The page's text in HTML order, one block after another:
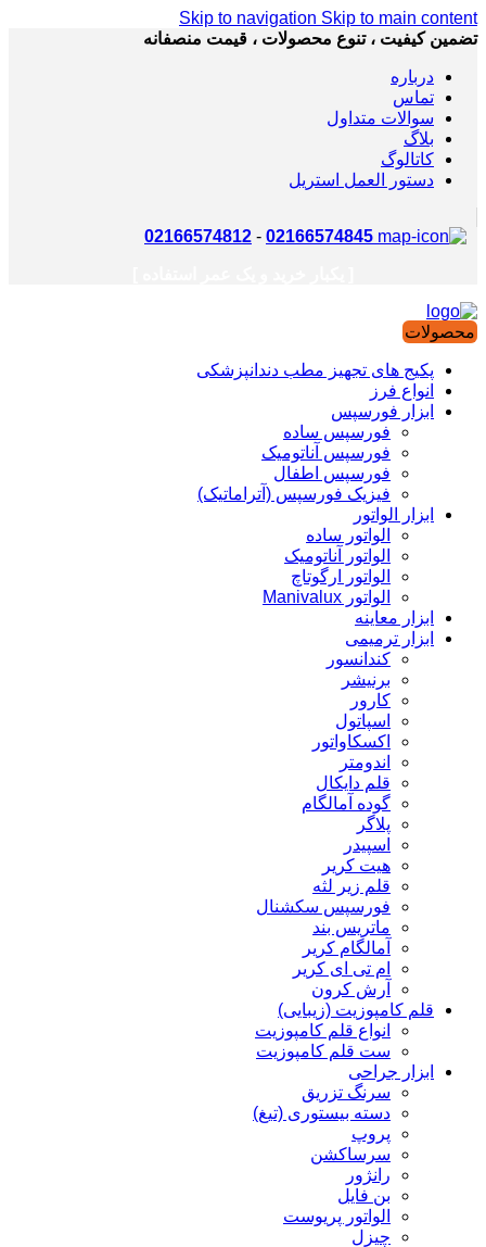
Skip to navigation Skip to main content
تضمین کیفیت ، تنوع محصولات ، قیمت منصفانه
درباره
تماس
سوالات متداول
بلاگ
کاتالوگ
دستور العمل استریل
02166574845
-
02166574812
محصولات
پکیج های تجهیز مطب دندانپزشکی
انواع فرز
ابزار فورسپس
فورسپس ساده
فورسپس آناتومیک
فورسپس اطفال
فیزیک فورسپس (آتراماتیک)
ابزار الواتور
الواتور ساده
الواتور آناتومیک
الواتور ارگوتاچ
الواتور Manivalux
ابزار معاینه
ابزار ترمیمی
کندانسور
برنیشر
کارور
اسپاتول
اکسکاواتور
اندومتر
قلم دایکال
گوده آمالگام
پلاگر
اسپیدر
هیت کریر
قلم زیر لثه
فورسپس سکشنال
ماتریس بند
آمالگام کریر
ام تی ای کریر
آرش کرون
قلم کامپوزیت (زیبایی)
انواع قلم کامپوزیت
ست قلم کامپوزیت
ابزار جراحی
سرنگ تزریق
دسته بیستوری (تیغ)
پروپ
سرساکشن
رانژور
بن فایل
الواتور پریوست
چیزل